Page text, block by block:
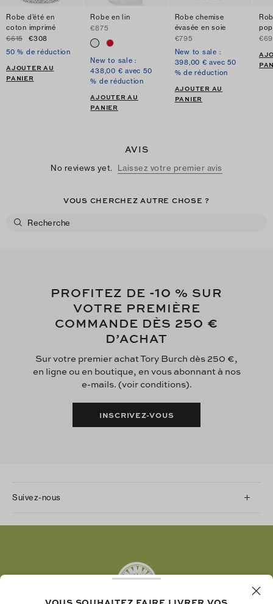
Robe d’été en
coton imprimé
€615
€308
50 % de réduction
AJOUTER AU
PANIER
Robe en lin
€875
New to sale :
438,00 € avec 50
% de réduction
AJOUTER AU
PANIER
Robe chemise
évasée en soie
€795
New to sale :
398,00 € avec 50
% de réduction
AJOUTER AU
PANIER
AVIS
No reviews yet. Laissez votre premier avis
VOUS CHERCHEZ AUTRE CHOSE ?
PROFITEZ DE -10 % SUR
VOTRE PREMIÈRE
COMMANDE DÈS 250 €
D’ACHAT
Sur votre premier achat Tory Burch dès 250 €,
en ligne ou en boutique, en vous abonnant à nos
e-mails. (voir conditions).
INSCRIVEZ-VOUS
Suivez-nous
Pinterest